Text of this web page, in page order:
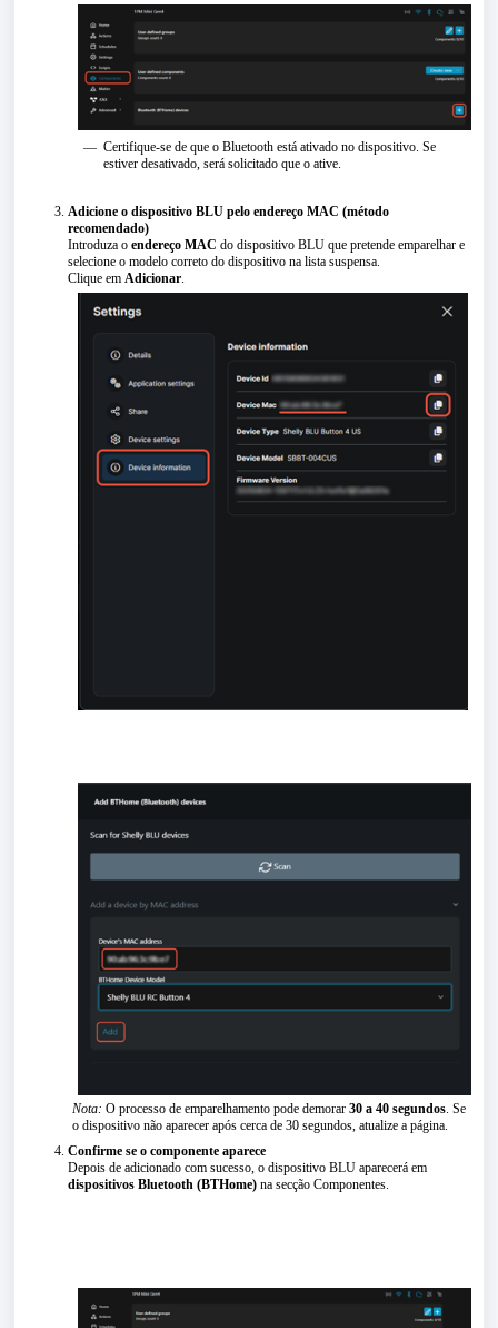
Certifique-se de que o Bluetooth está ativado no dispositivo. Se
estiver desativado, será solicitado que o ative.
Adicione o dispositivo BLU pelo endereço MAC (método
recomendado)
Introduza o endereço MAC do dispositivo BLU que pretende emparelhar e
selecione o modelo correto do dispositivo na lista suspensa.
Clique em Adicionar.
Nota: O processo de emparelhamento pode demorar 30 a 40 segundos. Se
o dispositivo não aparecer após cerca de 30 segundos, atualize a página.
Confirme se o componente aparece
Depois de adicionado com sucesso, o dispositivo BLU aparecerá em
dispositivos Bluetooth (BTHome) na secção Componentes.